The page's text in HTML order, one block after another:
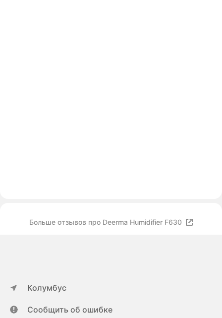
Больше отзывов про Deerma Humidifier F630
Колумбус
Сообщить об ошибке